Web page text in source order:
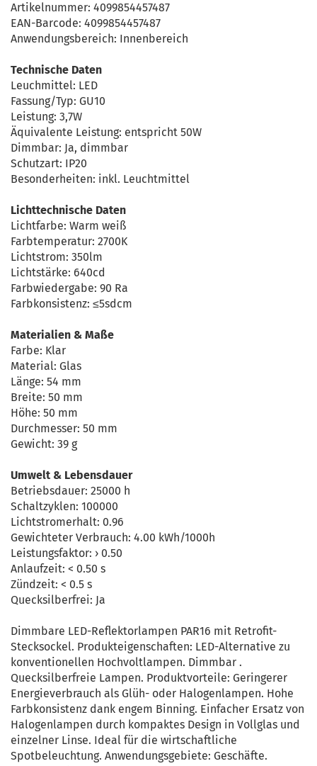
Artikelnummer: 4099854457487
EAN-Barcode: 4099854457487
Anwendungsbereich: Innenbereich
Technische Daten
Leuchmittel: LED
Fassung/Typ: GU10
Leistung: 3,7W
Äquivalente Leistung: entspricht 50W
Dimmbar: Ja, dimmbar
Schutzart: IP20
Besonderheiten: inkl. Leuchtmittel
Lichttechnische Daten
Lichtfarbe: Warm weiß
Farbtemperatur: 2700K
Lichtstrom: 350lm
Lichtstärke: 640cd
Farbwiedergabe: 90 Ra
Farbkonsistenz: ≤5sdcm
Materialien & Maße
Farbe: Klar
Material: Glas
Länge: 54 mm
Breite: 50 mm
Höhe: 50 mm
Durchmesser: 50 mm
Gewicht: 39 g
Umwelt & Lebensdauer
Betriebsdauer: 25000 h
Schaltzyklen: 100000
Lichtstromerhalt: 0.96
Gewichteter Verbrauch: 4.00 kWh/1000h
Leistungsfaktor: › 0.50
Anlaufzeit: < 0.50 s
Zündzeit: < 0.5 s
Quecksilberfrei: Ja
Dimmbare LED-Reflektorlampen PAR16 mit Retrofit-
Stecksockel. Produkteigenschaften: LED-Alternative zu
konventionellen Hochvoltlampen. Dimmbar .
Quecksilberfreie Lampen. Produktvorteile: Geringerer
Energieverbrauch als Glüh- oder Halogenlampen. Hohe
Farbkonsistenz dank engem Binning. Einfacher Ersatz von
Halogenlampen durch kompaktes Design in Vollglas und
einzelner Linse. Ideal für die wirtschaftliche
Spotbeleuchtung. Anwendungsgebiete: Geschäfte.